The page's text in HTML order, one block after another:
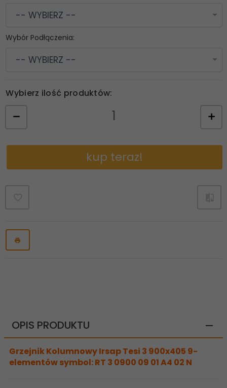
-- WYBIERZ --
Wybór Podłączenia:
-- WYBIERZ --
Wybierz ilość produktów:
kup teraz!
OPIS PRODUKTU
Grzejnik Kolumnowy Irsap Tesi 3 900x405 9-
elementów symbol: RT 3 0900 09 01 A4 02 N